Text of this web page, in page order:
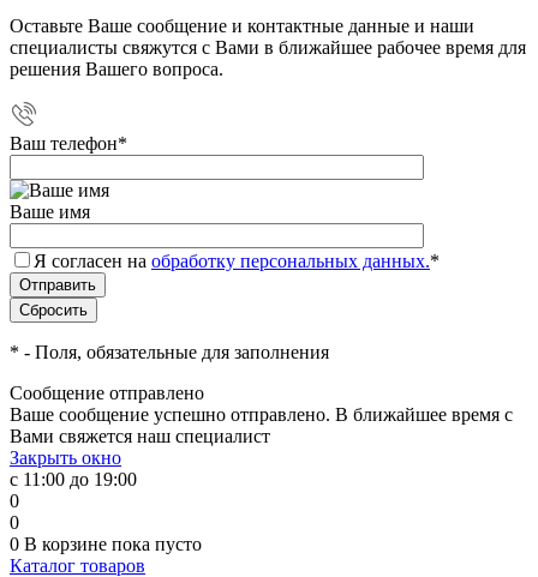
Оставьте Ваше сообщение и контактные данные и наши
специалисты свяжутся с Вами в ближайшее рабочее время для
решения Вашего вопроса.
Ваш телефон*
Ваше имя
Я согласен на обработку персональных данных.*
* - Поля, обязательные для заполнения
Сообщение отправлено
Ваше сообщение успешно отправлено. В ближайшее время с
Вами свяжется наш специалист
Закрыть окно
с 11:00 до 19:00
0
0
0 В корзине пока пусто
Каталог товаров